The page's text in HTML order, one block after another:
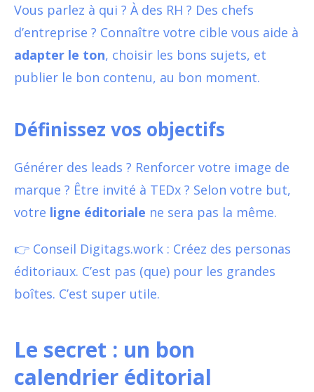
Vous parlez à qui ? À des RH ? Des chefs
d’entreprise ? Connaître votre cible vous aide à
adapter le ton, choisir les bons sujets, et
publier le bon contenu, au bon moment.
Définissez vos objectifs
Générer des leads ? Renforcer votre image de
marque ? Être invité à TEDx ? Selon votre but,
votre ligne éditoriale ne sera pas la même.
👉 Conseil Digitags.work : Créez des personas
éditoriaux. C’est pas (que) pour les grandes
boîtes. C’est super utile.
Le secret : un bon
calendrier éditorial